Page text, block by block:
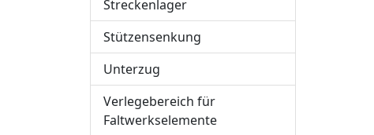
Streckenlager
Stützensenkung
Unterzug
Verlegebereich für
Faltwerkselemente